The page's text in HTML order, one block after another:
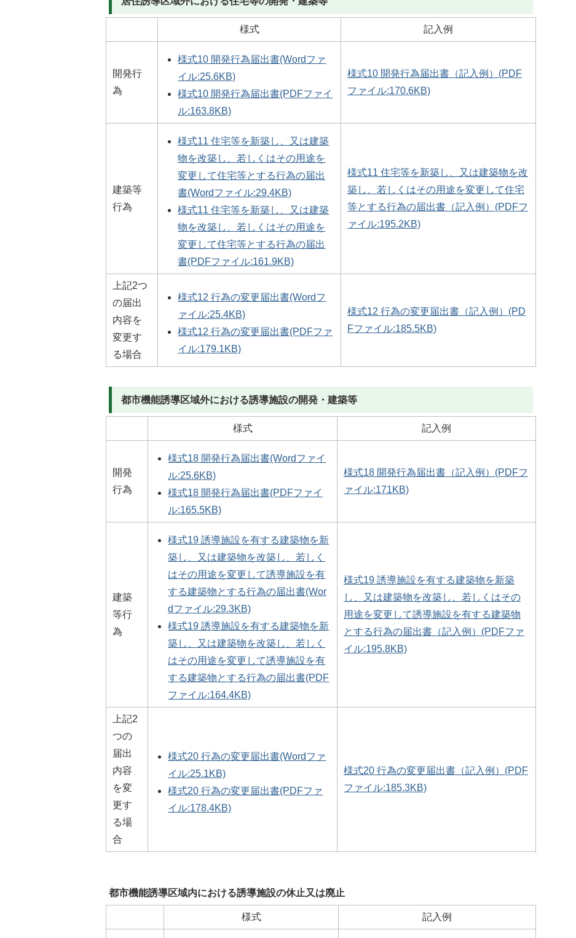
様式 記入例
開発行
為
様式10 開発行為届出書(Wordファ
イル:25.6KB)
様式10 開発行為届出書(PDFファイ
ル:163.8KB)
様式10 開発行為届出書（記入例）(PDF
ファイル:170.6KB)
建築等
行為
様式11 住宅等を新築し、又は建築
物を改築し、若しくはその用途を
変更して住宅等とする行為の届出
書(Wordファイル:29.4KB)
様式11 住宅等を新築し、又は建築
物を改築し、若しくはその用途を
変更して住宅等とする行為の届出
書(PDFファイル:161.9KB)
様式11 住宅等を新築し、又は建築物を改
築し、若しくはその用途を変更して住宅
等とする行為の届出書（記入例）(PDFフ
ァイル:195.2KB)
上記2つ
の届出
内容を
変更す
る場合
様式12 行為の変更届出書(Wordフ
ァイル:25.4KB)
様式12 行為の変更届出書(PDFファ
イル:179.1KB)
様式12 行為の変更届出書（記入例）(PD
Fファイル:185.5KB)
都市機能誘導区域外における誘導施設の開発・建築等
様式 記入例
開発
行為
様式18 開発行為届出書(Wordファイ
ル:25.6KB)
様式18 開発行為届出書(PDFファイ
ル:165.5KB)
様式18 開発行為届出書（記入例）(PDFフ
ァイル:171KB)
建築
等行
為
様式19 誘導施設を有する建築物を新
築し、又は建築物を改築し、若しく
はその用途を変更して誘導施設を有
する建築物とする行為の届出書(Wor
dファイル:29.3KB)
様式19 誘導施設を有する建築物を新
築し、又は建築物を改築し、若しく
はその用途を変更して誘導施設を有
する建築物とする行為の届出書(PDF
ファイル:164.4KB)
様式19 誘導施設を有する建築物を新築
し、又は建築物を改築し、若しくはその
用途を変更して誘導施設を有する建築物
とする行為の届出書（記入例）(PDFファ
イル:195.8KB)
上記2
つの
届出
内容
を変
更す
る場
合
様式20 行為の変更届出書(Wordファ
イル:25.1KB)
様式20 行為の変更届出書(PDFファ
イル:178.4KB)
様式20 行為の変更届出書（記入例）(PDF
ファイル:185.3KB)
都市機能誘導区域内における誘導施設の休止又は廃止
様式 記入例